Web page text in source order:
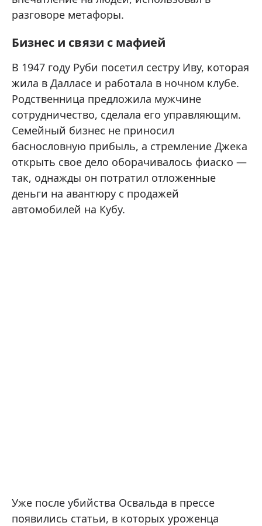
разговоре метафоры.
Бизнес и связи с мафией
В 1947 году Руби посетил сестру Иву, которая
жила в Далласе и работала в ночном клубе.
Родственница предложила мужчине
сотрудничество, сделала его управляющим.
Семейный бизнес не приносил
баснословную прибыль, а стремление Джека
открыть свое дело оборачивалось фиаско —
так, однажды он потратил отложенные
деньги на авантюру с продажей
автомобилей на Кубу.
Уже после убийства Освальда в прессе
появились статьи, в которых уроженца